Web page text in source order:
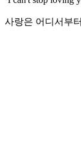
사랑은 어디서부